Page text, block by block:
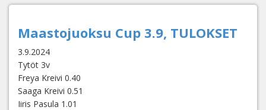
Maastojuoksu Cup 3.9, TULOKSET
3.9.2024
Tytöt 3v
Freya Kreivi 0.40
Saaga Kreivi 0.51
Iiris Pasula 1.01